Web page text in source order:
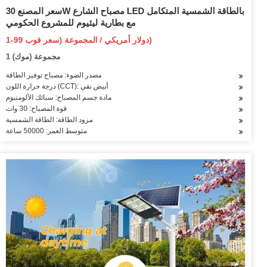
سعر المصنع 30W مصباح الشارع LED بالطاقة الشمسية المتكامل
مع بطارية ليثيوم للمشروع الحكومي
1-99 دولار أمريكي / المجموعة (سعر فوب)
1 مجموعة (موك)
مصدر الضوء: مصباح توفير الطاقة
درجة حرارة اللون (CCT): أبيض نقي
مادة جسم المصباح: سبائك الألومنيوم
قوة المصباح: 30 وات
مزود الطاقة: الطاقة الشمسية
متوسط العمر: 50000 ساعة